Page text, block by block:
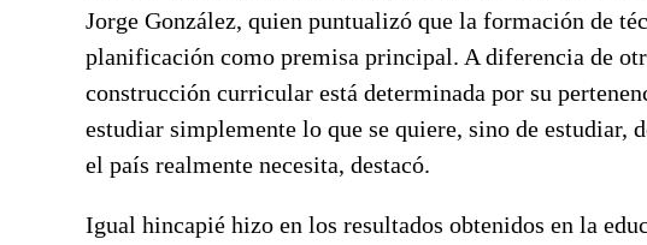
Jorge González, quien puntualizó que la formación de
planificación como premisa principal. A diferencia de
construcción curricular está determinada por su
estudiar simplemente lo que se quiere, sino de estudiar,
el país realmente necesita, destacó.
Igual hincapié hizo en los resultados obtenidos en la